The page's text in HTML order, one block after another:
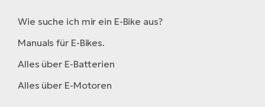
Wie suche ich mir ein E-Bike aus?
Manuals für E-Bikes.
Alles über E-Batterien
Alles über E-Motoren